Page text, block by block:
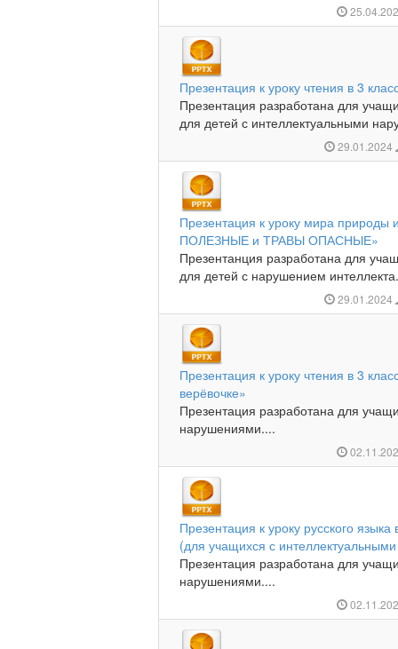
Презентация к уроку чтения в 3
Презентация разработана для
для детей с интеллектуальными
29.01.2024
Презентация к уроку мира природы
ПОЛЕЗНЫЕ и ТРАВЫ ОПАСНЫЕ»
Презентанция разработана для
для детей с нарушением
29.01.2024
Презентация к уроку чтения в 3
верёвочке»
Презентация разработана для
нарушениями....
Презентация к уроку русского
(для учащихся с
Презентация разработана для
нарушениями....